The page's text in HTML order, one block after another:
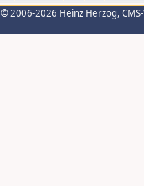
© 2006-2026 Heinz Herzog,